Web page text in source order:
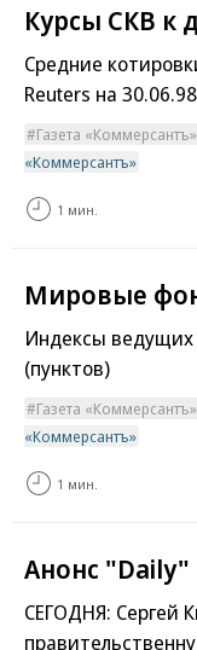
Курсы СКВ к
Средние
Reuters на
Газета
«Коммерсантъ»
1 мин.
Мировые
Индексы
(пунктов)
Газета
«Коммерсантъ»
1 мин.
Анонс "Daily"
СЕГОДНЯ: Сергей